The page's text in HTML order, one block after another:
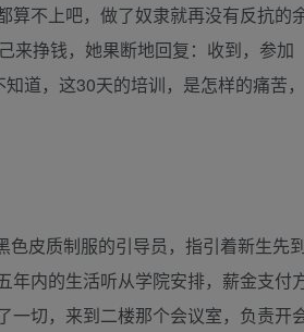
算不上吧，做了奴隶就再没有反抗的
来挣钱，她果断地回复：收到，参加
道，这30天的培训，是怎样的痛苦，
色皮质制服的引导员，指引着新生先
年内的生活听从学院安排，薪金支付
一切，来到二楼那个会议室，负责开